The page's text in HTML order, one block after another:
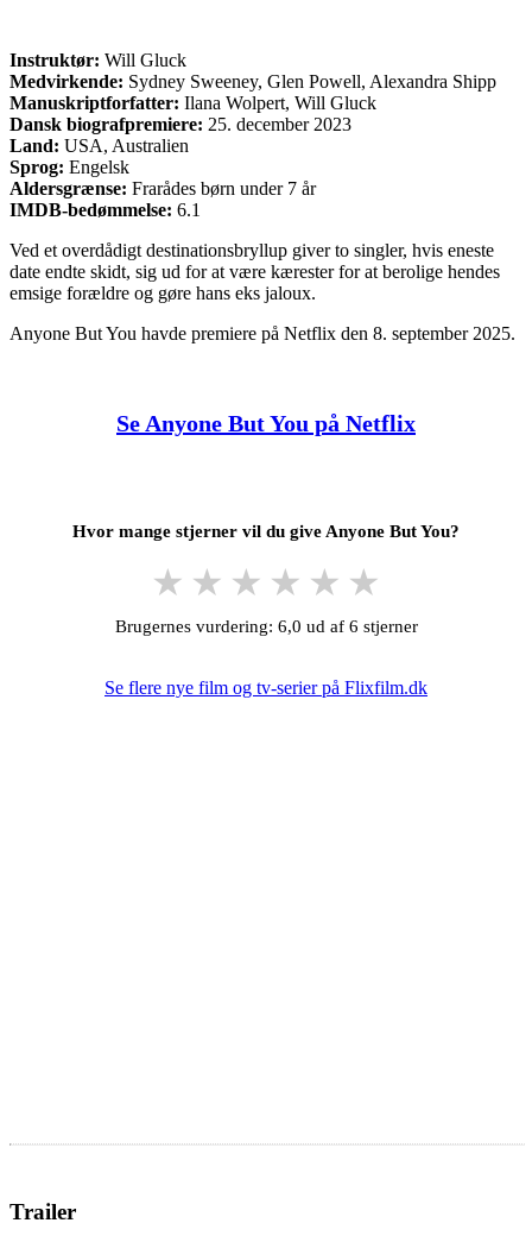
Instruktør: Will Gluck
Medvirkende: Sydney Sweeney, Glen Powell, Alexandra Shipp
Manuskriptforfatter: Ilana Wolpert, Will Gluck
Dansk biografpremiere: 25. december 2023
Land: USA, Australien
Sprog: Engelsk
Aldersgrænse: Frarådes børn under 7 år
IMDB-bedømmelse: 6.1
Ved et overdådigt destinationsbryllup giver to singler, hvis eneste
date endte skidt, sig ud for at være kærester for at berolige hendes
emsige forældre og gøre hans eks jaloux.
Anyone But You havde premiere på Netflix den 8. september 2025.
Se Anyone But You på Netflix
Hvor mange stjerner vil du give Anyone But You?
★ ★ ★ ★ ★ ★
Brugernes vurdering: 6,0 ud af 6 stjerner
Se flere nye film og tv-serier på Flixfilm.dk
Trailer